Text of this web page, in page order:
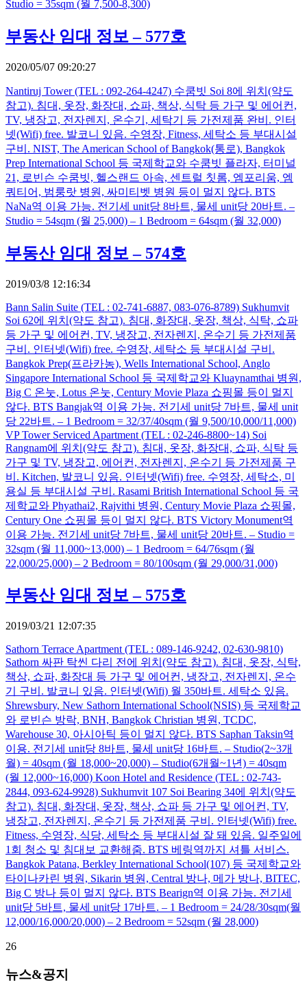
Studio = 35sqm (월 7,500-8,300)
부동산 임대 정보 – 577호
2020/05/07 09:20:27
Nantiruj Tower (TEL : 092-264-4247) 수쿰빗 Soi 8에 위치(약도
참고). 침대, 옷장, 화장대, 쇼파, 책상, 식탁 등 가구 및 에어컨,
TV, 냉장고, 전자렌지, 온수기, 세탁기 등 가전제품 완비. 인터
넷(Wifi) free. 발코니 있음. 수영장, Fitness, 세탁소 등 부대시설
구비. NIST, The American School of Bangkok(통로), Bangkok
Prep International School 등 국제학교와 수쿰빗 플라자, 터미널
21, 로빈슨 수쿰빗, 헬스랜드 아속, 센트럴 칫롬, 엠포리움, 엠
쿼티어, 범룽랏 병원, 싸미티벳 병원 등이 멀지 않다. BTS
NaNa역 이용 가능. 전기세 unit당 8바트, 물세 unit당 20바트. –
Studio = 54sqm (월 25,000) – 1 Bedroom = 64sqm (월 32,000)
부동산 임대 정보 – 574호
2019/03/8 12:16:34
Bann Salin Suite (TEL : 02-741-6887, 083-076-8789) Sukhumvit
Soi 62에 위치(약도 참고). 침대, 화장대, 옷장, 책상, 식탁, 쇼파
등 가구 및 에어컨, TV, 냉장고, 전자렌지, 온수기 등 가전제품
구비. 인터넷(Wifi) free. 수영장, 세탁소 등 부대시설 구비.
Bangkok Prep(프라카농), Wells International School, Anglo
Singapore International School 등 국제학교와 Kluaynamthai 병원,
Big C 온눗, Lotus 온눗, Century Movie Plaza 쇼핑몰 등이 멀지
않다. BTS Bangjak역 이용 가능. 전기세 unit당 7바트, 물세 unit
당 22바트. – 1 Bedroom = 32/37/40sqm (월 9,500/10,000/11,000)
VP Tower Serviced Apartment (TEL : 02-246-8800~14) Soi
Rangnam에 위치(약도 참고). 침대, 옷장, 화장대, 쇼파, 식탁 등
가구 및 TV, 냉장고, 에어컨, 전자렌지, 온수기 등 가전제품 구
비. Kitchen, 발코니 있음. 인터넷(Wifi) free. 수영장, 세탁소, 미
용실 등 부대시설 구비. Rasami British International School 등 국
제학교와 Phyathai2, Rajvithi 병원, Century Movie Plaza 쇼핑몰,
Century One 쇼핑몰 등이 멀지 않다. BTS Victory Monument역
이용 가능. 전기세 unit당 7바트, 물세 unit당 20바트. – Studio =
32sqm (월 11,000~13,000) – 1 Bedroom = 64/76sqm (월
22,000/25,000) – 2 Bedroom = 80/100sqm (월 29,000/31,000)
부동산 임대 정보 – 575호
2019/03/21 12:07:35
Sathorn Terrace Apartment (TEL : 089-146-9242, 02-630-9810)
Sathorn 싸판 탁씬 다리 전에 위치(약도 참고). 침대, 옷장, 식탁,
책상, 쇼파, 화장대 등 가구 및 에어컨, 냉장고, 전자렌지, 온수
기 구비. 발코니 있음. 인터넷(Wifi) 월 350바트. 세탁소 있음.
Shrewsbury, New Sathorn International School(NSIS) 등 국제학교
와 로빈슨 방락, BNH, Bangkok Christian 병원, TCDC,
Warehouse 30, 아시아틱 등이 멀지 않다. BTS Saphan Taksin역
이용. 전기세 unit당 8바트, 물세 unit당 16바트. – Studio(2~3개
월) = 40sqm (월 18,000~20,000) – Studio(6개월~1년) = 40sqm
(월 12,000~16,000) Koon Hotel and Residence (TEL : 02-743-
2844, 093-624-9928) Sukhumvit 107 Soi Bearing 34에 위치(약도
참고). 침대, 화장대, 옷장, 책상, 쇼파 등 가구 및 에어컨, TV,
냉장고, 전자렌지, 온수기 등 가전제품 구비. 인터넷(Wifi) free.
Fitness, 수영장, 식당, 세탁소 등 부대시설 잘 돼 있음. 일주일에
1회 청소 및 침대보 교환해줌. BTS 베링역까지 셔틀 서비스.
Bangkok Patana, Berkley International School(107) 등 국제학교와
타이나카린 병원, Sikarin 병원, Central 방나, 메가 방나, BITEC,
Big C 방나 등이 멀지 않다. BTS Bearign역 이용 가능. 전기세
unit당 5바트, 물세 unit당 17바트. – 1 Bedroom = 24/28/30sqm(월
12,000/16,000/20,000) – 2 Bedroom = 52sqm (월 28,000)
26
뉴스&공지